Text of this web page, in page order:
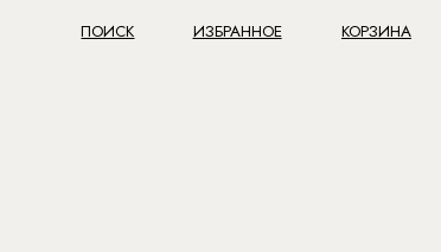
ИЗБРАННОЕ КОРЗИНА